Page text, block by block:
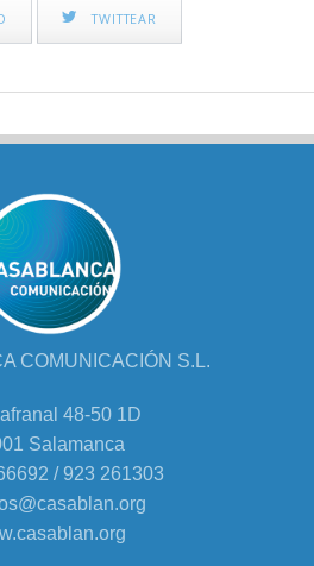
TWITTEAR
COMUNICACIÓN S.L.
48-50 1D
Salamanca
/ 923 261303